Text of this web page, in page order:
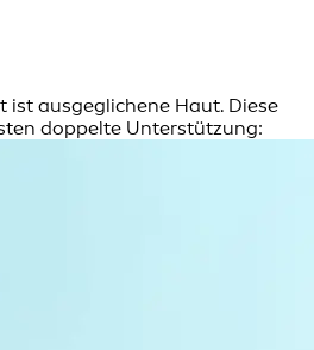
ausgeglichene Haut. Diese
doppelte Unterstützung: